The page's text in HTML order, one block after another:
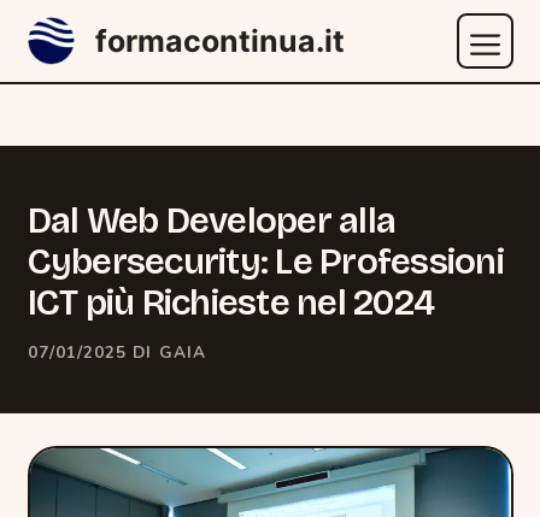
formacontinua.it
Menu
Dal Web Developer alla
Cybersecurity: Le Professioni
ICT più Richieste nel 2024
07/01/2025 DI GAIA